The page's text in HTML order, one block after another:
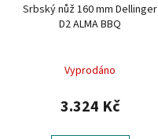
Srbský nůž 160 mm Dellinger
D2 ALMA BBQ
Vyprodáno
3.324 Kč